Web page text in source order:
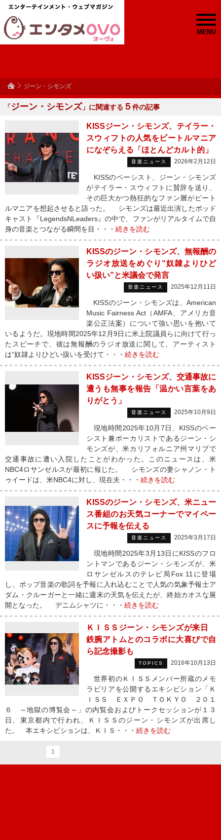
MENU
ジーン・シモンズ
「ジーン・シモンズ 」に関連する ５件の記事
KISSジーン・シモンズ、テイラー・
スウィフトの人気をビートルマニア
になぞらえる「ほとんどカルト的」
音楽ニュース 2026年2月12日
KISSのベーシスト、ジーン・シモンズ
がテイラー・スウィフトに賛辞を送り、
その巨大かつ熱狂的なファン層がビート
ルマニアを想起させると語った。 シモンズは最近出演したポッド
キャスト『LegendsNLeaders』の中で、ファンがリアルタイムで自
身の音楽とつながる瞬間を目・・・ 続きを読む
KISSのジーン・シモンズ、無報酬の
ラジオ放送をめぐり“奴隷よりひど
い扱い”と米議会で発言
音楽ニュース 2025年12月11日
KISSのジーン・シモンズは、American
Music Fairness Act（AMFA、アメリカ音
楽公正法案）について強い思いを抱いて
いるようだ。現地時間2025年12月9日に米上院議員らに向けて行っ
たスピーチで、彼は無報酬のラジオ放送に関して、アーティスト
は“奴隷よりひどい扱いを受けて・・・ 続きを読む
KISSジーン・シモンズ、交通事故に
遭うも無事を報告「温かい言葉をあ
りがとう」
音楽ニュース 2025年10月9日
現地時間2025年10月7日、KISSのベー
シスト兼ボーカリストであるジーン・シ
モンズが、米カリフォルニア州マリブで
交通事故に遭い入院したことがわかった。このニュースは、米
NBC4ロサンゼルスが最初に報じた。 シモンズの妻シャノン・ト
ゥイードは、米NBC4に対し、現在夫・・・ 続きを読む
KISSのジーン・シモンズ、米ニュー
ス番組のお天気コーナーでマイペー
スに予報を伝える
音楽ニュース 2025年3月17日
現地時間2025年3月13日にKISSのフロ
ントマンであるジーン・シモンズが、米
ロサンゼルスのテレビ局Fox 11に登場
し、ポップ音楽の歌詞を予報に入れ込むことで人気の気象予報士ア
ダム・クルーガーと一緒に週末の天気を伝えたが、終始カオスな展
開となった。 デニムシャツに・・・ 続きを読む
ＫＩＳＳジーン・シモンズが来日
鉄腕アトムとのコラボに大喜びで自
ら記念撮影も
TOPICS 2016年10月13日
世界初のＫＩＳＳメンバー所蔵のメモ
ラビリアを公開するエキシビション「Ｋ
ＩＳＳ ＥＸＰＯ ＴＯＫＹＯ ２０１
６ ～地獄の博覧会～」の内覧会およびトークセッションが１３
日、東京都内で行われ、ＫＩＳＳのジーン・シモンズが出席し
た。 本エキシビションは、ＫＩＳ・・・ 続きを読む
1